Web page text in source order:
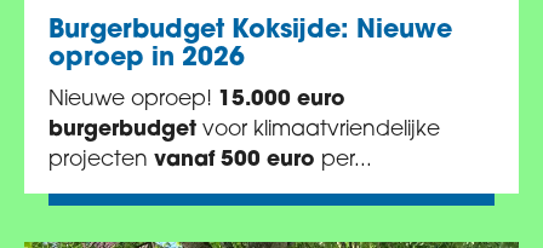
Burgerbudget Koksijde: Nieuwe
oproep in 2026
Nieuwe oproep! 15.000 euro
burgerbudget voor klimaatvriendelijke
projecten vanaf 500 euro per...